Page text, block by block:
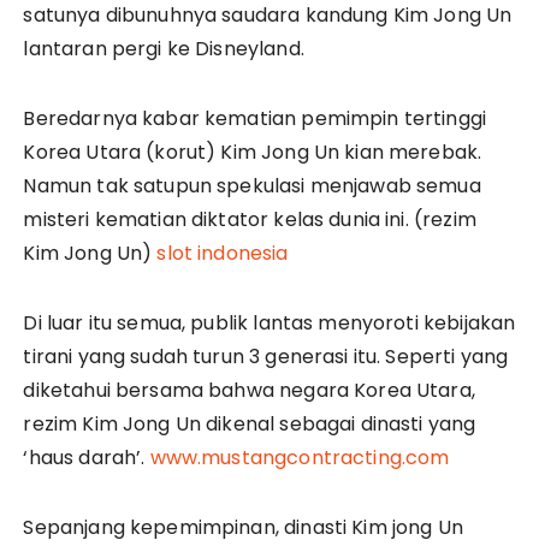
satunya dibunuhnya saudara kandung Kim Jong Un
lantaran pergi ke Disneyland.
Beredarnya kabar kematian pemimpin tertinggi
Korea Utara (korut) Kim Jong Un kian merebak.
Namun tak satupun spekulasi menjawab semua
misteri kematian diktator kelas dunia ini. (rezim
Kim Jong Un)slot indonesia
Di luar itu semua, publik lantas menyoroti kebijakan
tirani yang sudah turun 3 generasi itu. Seperti yang
diketahui bersama bahwa negara Korea Utara,
rezim Kim Jong Un dikenal sebagai dinasti yang
‘haus darah’. www.mustangcontracting.com
Sepanjang kepemimpinan, dinasti Kim jong Un